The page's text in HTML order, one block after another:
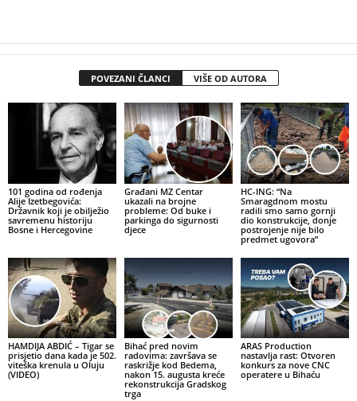
POVEZANI ČLANCI VIŠE OD AUTORA
101 godina od rođenja
Alije Izetbegovića:
Državnik koji je obilježio
savremenu historiju
Bosne i Hercegovine
Građani MZ Centar
ukazali na brojne
probleme: Od buke i
parkinga do sigurnosti
djece
HC-ING: “Na
Smaragdnom mostu
radili smo samo gornji
dio konstrukcije, donje
postrojenje nije bilo
predmet ugovora”
HAMDIJA ABDIĆ – Tigar se
prisjetio dana kada je 502.
viteška krenula u Oluju
(VIDEO)
Bihać pred novim
radovima: završava se
raskrižje kod Bedema,
nakon 15. augusta kreće
rekonstrukcija Gradskog
trga
ARAS Production
nastavlja rast: Otvoren
konkurs za nove CNC
operatere u Bihaću